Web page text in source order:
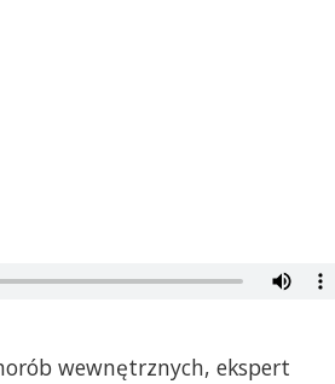
wewnętrznych, ekspert